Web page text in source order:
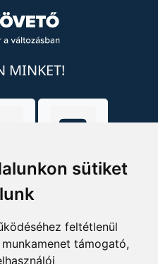
sütiket
feltétlenül
támogató,
MINKET!